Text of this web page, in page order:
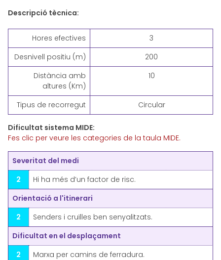
Descripció tècnica:
Hores efectives
3
Desnivell positiu (m)
200
Distància amb
altures (Km)
10
Tipus de recorregut Circular
Dificultat sistema MIDE:
Fes clic per veure les categories de la taula MIDE.
Severitat del medi
2
Hi ha més d’un factor de risc.
Orientació a l'itinerari
2
Senders i cruïlles ben senyalitzats.
Dificultat en el desplaçament
2
Marxa per camins de ferradura.